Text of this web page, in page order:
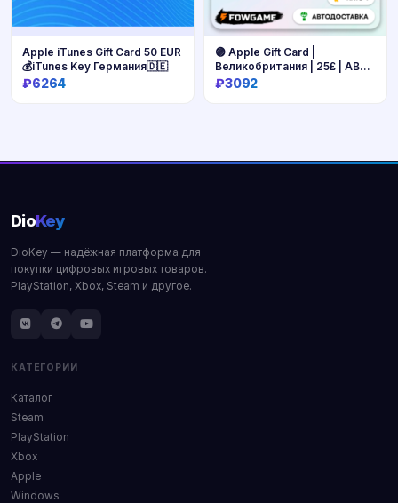
Apple iTunes Gift Card 50 EUR
💰iTunes Key Германия🇩🇪
₽6264
🟣 Apple Gift Card |
Великобритания | 25£ | АВТО
ВЫДАЧА
₽3092
DioKey
DioKey — надёжная платформа для
покупки цифровых игровых товаров.
PlayStation, Xbox, Steam и другое.
КАТЕГОРИИ
Каталог
Steam
PlayStation
Xbox
Apple
Windows